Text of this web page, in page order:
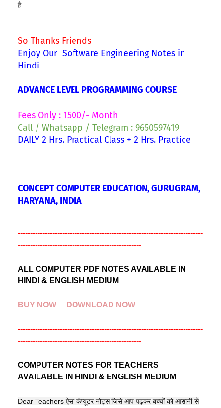
है
So Thanks Friends
Enjoy Our Software Engineering Notes in
Hindi
ADVANCE LEVEL PROGRAMMING COURSE
Fees Only : 1500/- Month
Call / Whatsapp / Telegram : 9650597419
DAILY 2 Hrs. Practical Class + 2 Hrs. Practice
CONCEPT COMPUTER EDUCATION, GURUGRAM,
HARYANA, INDIA
---------------------------------------------------------------------------
--------------------------------------------------
ALL COMPUTER PDF NOTES AVAILABLE IN
HINDI & ENGLISH MEDIUM
BUY NOW DOWNLOAD NOW
---------------------------------------------------------------------------
--------------------------------------------------
COMPUTER NOTES FOR TEACHERS
AVAILABLE IN HINDI & ENGLISH MEDIUM
Dear Teachers ऐसा कंप्यूटर नोट्स जिसे आप पढ़कर बच्चों को आसानी से